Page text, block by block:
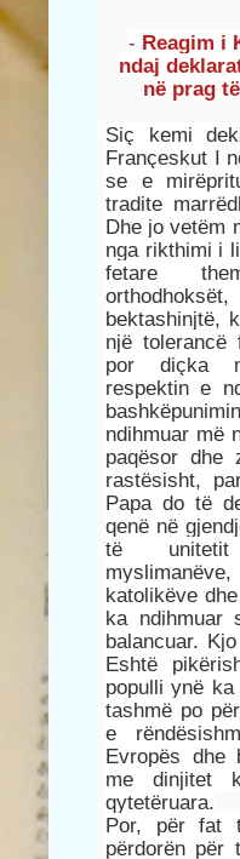
- Reagim i
ndaj
në prag
Siç kemi
Françeskut I
se e
tradite
Dhe jo vetëm
nga rikthimi i
fetare
bektashinjtë,
një tolerancë
por diçka
respektin e
ndihmuar më
paqësor dhe
rastësisht,
Papa do të
qenë në
të unitetit
katolikëve
ka ndihmuar
balancuar.
Eshtë
populli ynë
tashmë po
e
Evropës dhe
me dinjitet
qytetëruara.
Por, për fat
përdorën për